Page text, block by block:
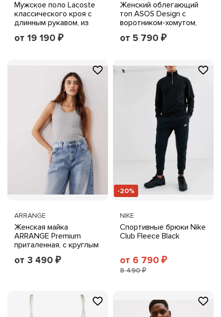
Мужское поло Lacoste
классического кроя с
длинным рукавом, из
от 19 190 ₽
Женский облегающий
топ ASOS Design с
воротником-хомутом,
черно-кремовая
полоска
от 5 790 ₽
ARRANGE
Женская майка
ARRANGE Premium
приталенная, с круглым
вырезом, серый меланж
от 3 490 ₽
-20%
NIKE
Cпортивные брюки Nike
Club Fleece Black
от 6 790 ₽
8 490 ₽